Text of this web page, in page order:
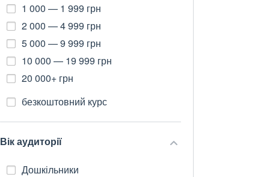
1 000 — 1 999 грн
2 000 — 4 999 грн
5 000 — 9 999 грн
10 000 — 19 999 грн
20 000+ грн
безкоштовний курс
Вік аудиторії
Дошкільники